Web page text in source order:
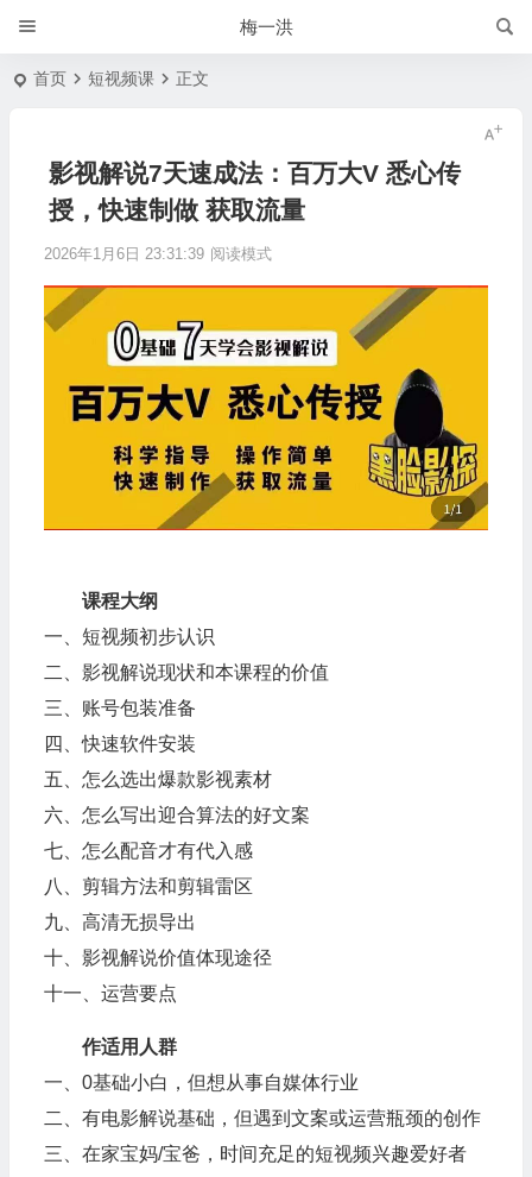
梅一洪
首页 短视频课 正文
影视解说7天速成法：百万大V 悉心传
授，快速制做 获取流量
2026年1月6日 23:31:39 阅读模式
课程大纲
一、短视频初步认识
二、影视解说现状和本课程的价值
三、账号包装准备
四、快速软件安装
五、怎么选出爆款影视素材
六、怎么写出迎合算法的好文案
七、怎么配音才有代入感
八、剪辑方法和剪辑雷区
九、高清无损导出
十、影视解说价值体现途径
十一、运营要点
作适用人群
一、0基础小白，但想从事自媒体行业
二、有电影解说基础，但遇到文案或运营瓶颈的创作
三、在家宝妈/宝爸，时间充足的短视频兴趣爱好者